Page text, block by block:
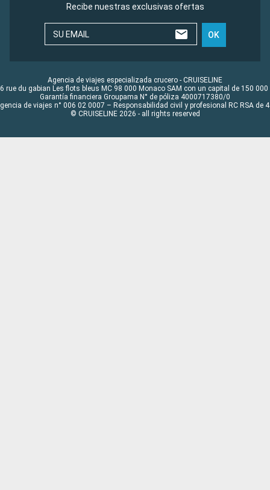
Recibe nuestras exclusivas ofertas
SU EMAIL OK
Agencia de viajes especializada crucero - CRUISELINE
rue du gabian Les flots bleus MC 98 000 Monaco SAM con un capital de 150 000
Garantía financiera Groupama N° de póliza 4000717380/0
de viajes n° 006 02 0007 – Responsabilidad civil y profesional RC RSA de
© CRUISELINE 2026 - all rights reserved